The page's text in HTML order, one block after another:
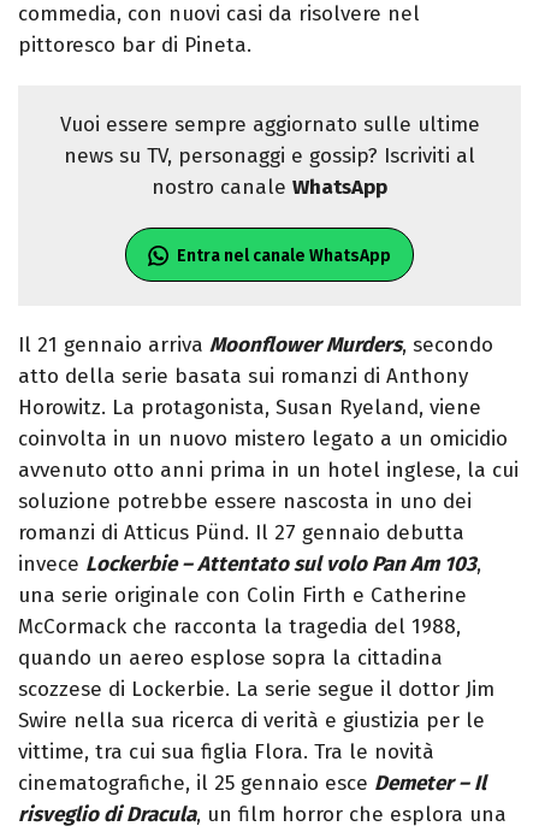
commedia, con nuovi casi da risolvere nel
pittoresco bar di Pineta.
Vuoi essere sempre aggiornato sulle ultime
news su TV, personaggi e gossip? Iscriviti al
nostro canale WhatsApp
Entra nel canale WhatsApp
Il 21 gennaio arriva Moonflower Murders, secondo
atto della serie basata sui romanzi di Anthony
Horowitz. La protagonista, Susan Ryeland, viene
coinvolta in un nuovo mistero legato a un omicidio
avvenuto otto anni prima in un hotel inglese, la cui
soluzione potrebbe essere nascosta in uno dei
romanzi di Atticus Pünd. Il 27 gennaio debutta
invece Lockerbie – Attentato sul volo Pan Am 103,
una serie originale con Colin Firth e Catherine
McCormack che racconta la tragedia del 1988,
quando un aereo esplose sopra la cittadina
scozzese di Lockerbie. La serie segue il dottor Jim
Swire nella sua ricerca di verità e giustizia per le
vittime, tra cui sua figlia Flora. Tra le novità
cinematografiche, il 25 gennaio esce Demeter – Il
risveglio di Dracula, un film horror che esplora una